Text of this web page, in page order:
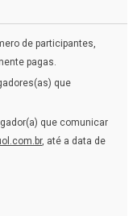
de participantes,
pagas.
que
que comunicar
, até a data de